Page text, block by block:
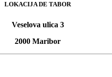
LOKACIJA DE TABOR
Veselova ulica 3
2000 Maribor